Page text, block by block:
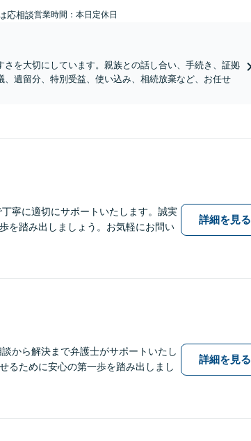
応相談営業時間：本日定休日
さを大切にしています。親族との話し合い、手続き、証拠
遺留分、特別受益、使い込み、相続放棄など、お任せ
寧に適切にサポートいたします。誠実
を踏み出しましょう。お気軽にお問い
詳細を見る
から解決まで弁護士がサポートいたし
るために安心の第一歩を踏み出しまし
詳細を見る